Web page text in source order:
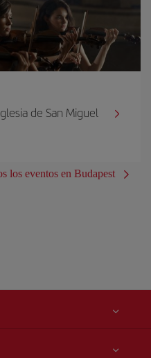
de San Miguel
los eventos en Budapest